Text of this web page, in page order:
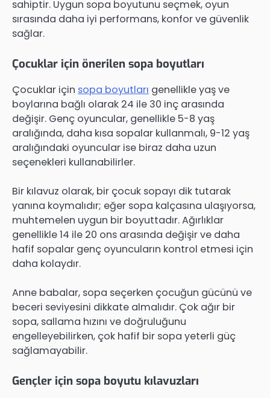
sahiptir. Uygun sopa boyutunu seçmek, oyun
sırasında daha iyi performans, konfor ve güvenlik
sağlar.
Çocuklar için önerilen sopa boyutları
Çocuklar için sopa boyutları genellikle yaş ve
boylarına bağlı olarak 24 ile 30 inç arasında
değişir. Genç oyuncular, genellikle 5-8 yaş
aralığında, daha kısa sopalar kullanmalı, 9-12 yaş
aralığındaki oyuncular ise biraz daha uzun
seçenekleri kullanabilirler.
Bir kılavuz olarak, bir çocuk sopayı dik tutarak
yanına koymalıdır; eğer sopa kalçasına ulaşıyorsa,
muhtemelen uygun bir boyuttadır. Ağırlıklar
genellikle 14 ile 20 ons arasında değişir ve daha
hafif sopalar genç oyuncuların kontrol etmesi için
daha kolaydır.
Anne babalar, sopa seçerken çocuğun gücünü ve
beceri seviyesini dikkate almalıdır. Çok ağır bir
sopa, sallama hızını ve doğruluğunu
engelleyebilirken, çok hafif bir sopa yeterli güç
sağlamayabilir.
Gençler için sopa boyutu kılavuzları